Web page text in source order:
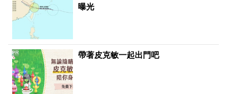
曝光
帶著皮克敏一起出門吧
PR